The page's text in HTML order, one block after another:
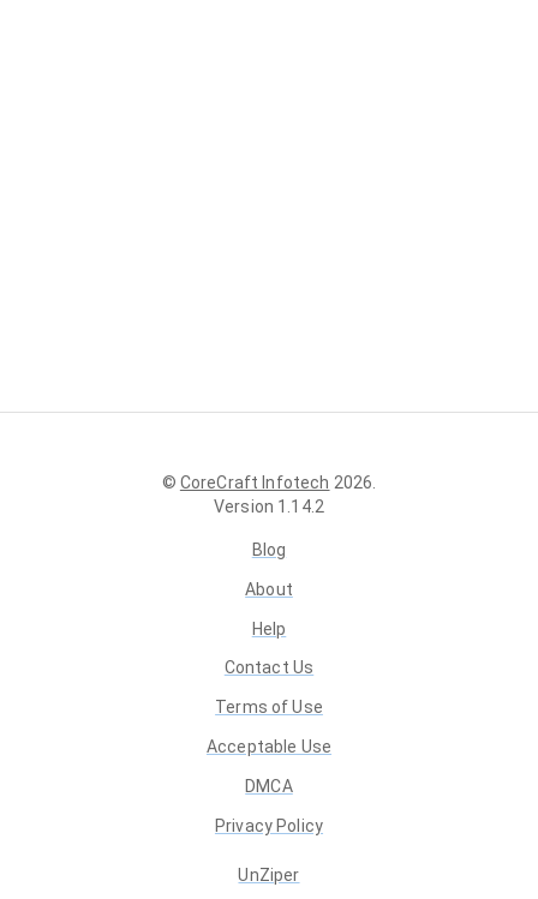
© CoreCraft Infotech 2026
Version 1.14.2
Blog
About
Help
Contact Us
Terms of Use
Acceptable Use
DMCA
Privacy Policy
UnZiper